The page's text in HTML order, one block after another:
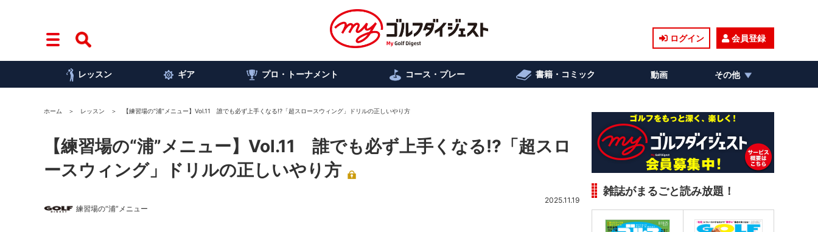
ログイン 会員登録
レッスン ギア プロ・トーナメント コース・プレー 書籍・コミック 動画 その他
ホーム レッスン 【練習場の“浦”メニュー】Vol.11 誰でも必ず上手くなる!?「超スロースウィング」ドリルの正しいやり方
【練習場の“浦”メニュー】Vol.11 誰でも必ず上手くなる!?「超スロ
ースウィング」ドリルの正しいやり方
練習場の“浦”メニュー
2025.11.19
雑誌がまるごと読み放題！